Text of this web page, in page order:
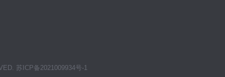
苏ICP备2021009934号-1